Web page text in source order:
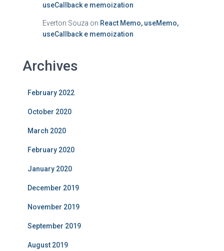
useCallback e memoization
Everton Souza on React Memo, useMemo,
useCallback e memoization
Archives
February 2022
October 2020
March 2020
February 2020
January 2020
December 2019
November 2019
September 2019
August 2019